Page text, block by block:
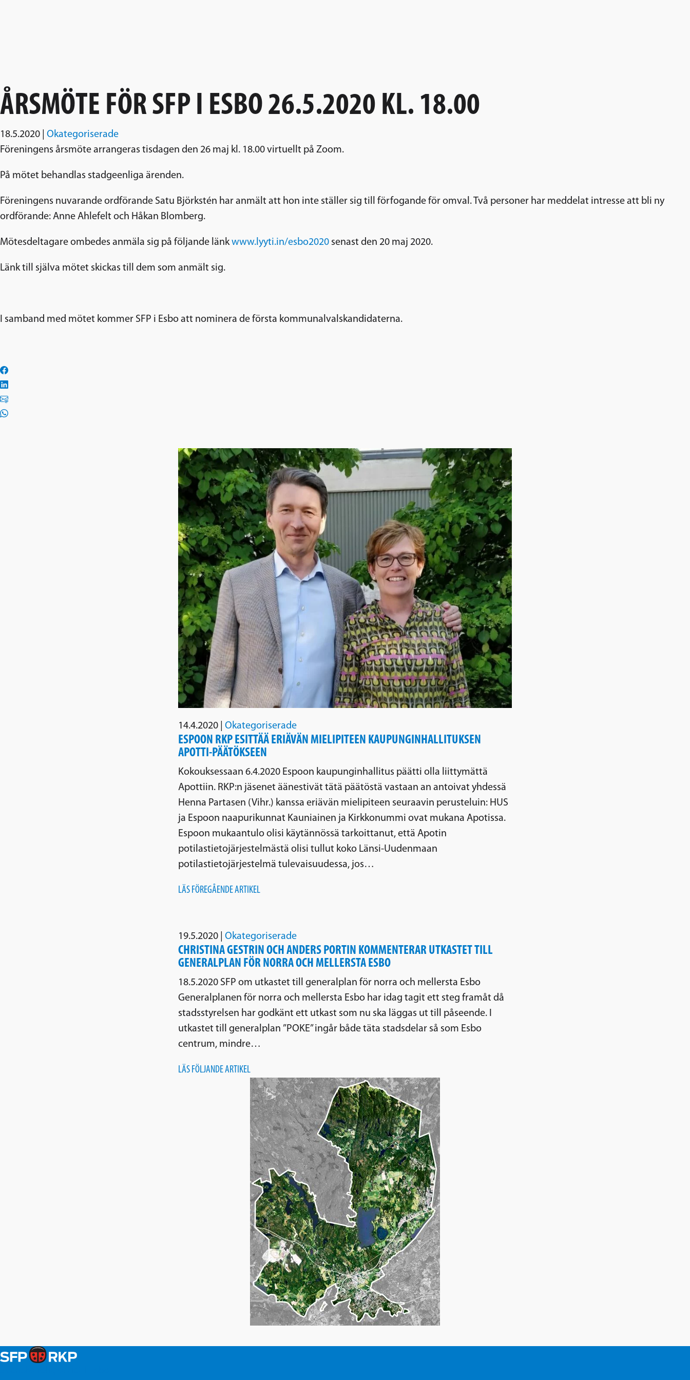
ÅRSMÖTE FÖR SFP I ESBO 26.5.2020 KL. 18.00
18.5.2020
Okategoriserade
Föreningens årsmöte arrangeras tisdagen den 26 maj kl. 18.00 virtuellt på Zoom.
På mötet behandlas stadgeenliga ärenden.
Föreningens nuvarande ordförande Satu Björkstén har anmält att hon inte ställer sig till förfogande för omval. Två personer har meddelat intresse att bli ny
ordförande: Anne Ahlefelt och Håkan Blomberg.
Mötesdeltagare ombedes anmäla sig på följande länkwww.lyyti.in/esbo2020 senast den 20 maj 2020.
Länk till själva mötet skickas till dem som anmält sig.
I samband med mötet kommer SFP i Esbo att nominera de första kommunalvalskandidaterna.
14.4.2020 Okategoriserade
ESPOON RKP ESITTÄÄ ERIÄVÄN MIELIPITEEN KAUPUNGINHALLITUKSEN
APOTTI-PÄÄTÖKSEEN
Kokouksessaan 6.4.2020 Espoon kaupunginhallitus päätti olla liittymättä
Apottiin. RKP:n jäsenet äänestivät tätä päätöstä vastaan an antoivat yhdessä
Henna Partasen (Vihr.) kanssa eriävän mielipiteen seuraavin perusteluin: HUS
ja Espoon naapurikunnat Kauniainen ja Kirkkonummi ovat mukana Apotissa.
Espoon mukaantulo olisi käytännössä tarkoittanut, että Apotin
potilastietojärjestelmästä olisi tullut koko Länsi-Uudenmaan
potilastietojärjestelmä tulevaisuudessa, jos…
LÄS FÖREGÅENDE ARTIKEL
19.5.2020 Okategoriserade
CHRISTINA GESTRIN OCH ANDERS PORTIN KOMMENTERAR UTKASTET TILL
GENERALPLAN FÖR NORRA OCH MELLERSTA ESBO
18.5.2020 SFP om utkastet till generalplan för norra och mellersta Esbo
Generalplanen för norra och mellersta Esbo har idag tagit ett steg framåt då
stadsstyrelsen har godkänt ett utkast som nu ska läggas ut till påseende. I
utkastet till generalplan ”POKE” ingår både täta stadsdelar så som Esbo
centrum, mindre…
LÄS FÖLJANDE ARTIKEL